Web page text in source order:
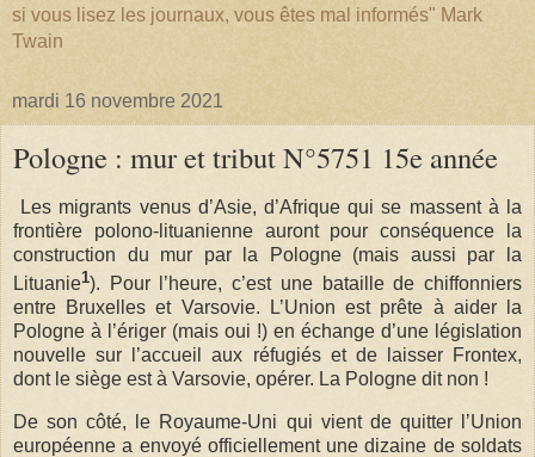
si vous lisez les journaux, vous êtes mal informés" Mark
Twain
mardi 16 novembre 2021
Pologne : mur et tribut N°5751 15e année
Les migrants venus d’Asie, d’Afrique qui se massent à la
frontière polono-lituanienne auront pour conséquence la
construction du mur par la Pologne (mais aussi par la
Lituanie1). Pour l’heure, c’est une bataille de chiffonniers
entre Bruxelles et Varsovie. L’Union est prête à aider la
Pologne à l’ériger (mais oui !) en échange d’une législation
nouvelle sur l’accueil aux réfugiés et de laisser Frontex,
dont le siège est à Varsovie, opérer. La Pologne dit non !
De son côté, le Royaume-Uni qui vient de quitter l’Union
européenne a envoyé officiellement une dizaine de soldats